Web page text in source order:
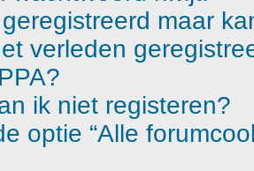
maar
verleden
ik niet registeren?
optie “Alle